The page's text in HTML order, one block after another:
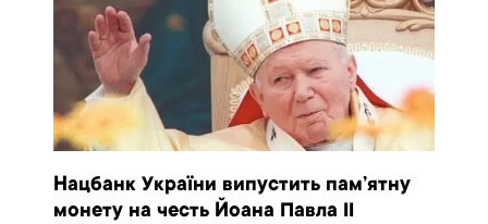
Нацбанк України випустить пам’ятну
монету на честь Йоана Павла II